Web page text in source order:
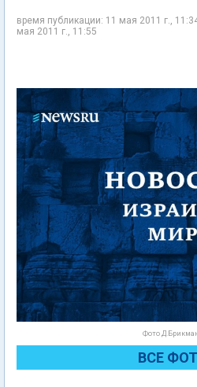
время публикации: 11 мая 2011 г.,
мая 2011 г., 11:55
Фото
ВСЕ